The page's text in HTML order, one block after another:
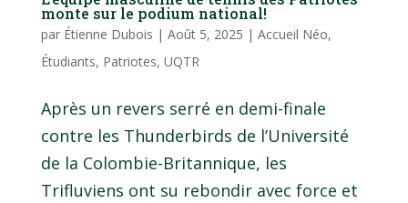
monte sur le podium national!
par Étienne Dubois | Août 5, 2025 | Accueil Néo,
Étudiants, Patriotes, UQTR
Après un revers serré en demi-finale
contre les Thunderbirds de l’Université
de la Colombie-Britannique, les
Trifluviens ont su rebondir avec force et